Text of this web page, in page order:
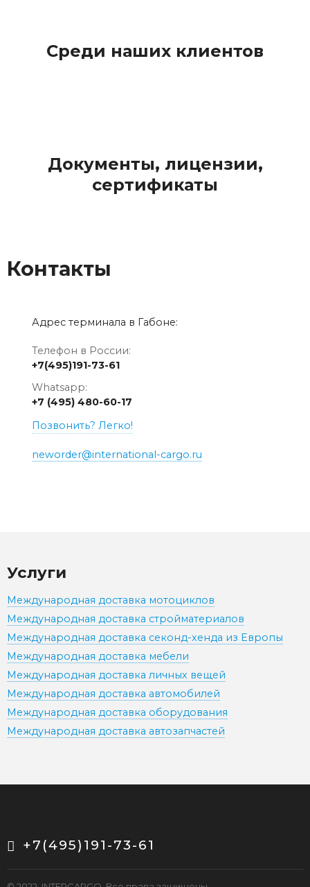
Среди наших клиентов
Документы, лицензии,
сертификаты
Контакты
Адрес терминала в Габоне:
Телефон в России:
+7(495)191-73-61
Whatsapp:
+7 (495) 480-60-17
Позвонить? Легко!
neworder@international-cargo.ru
Услуги
Международная доставка мотоциклов
Международная доставка стройматериалов
Международная доставка секонд-хенда из Европы
Международная доставка мебели
Международная доставка личных вещей
Международная доставка автомобилей
Международная доставка оборудования
Международная доставка автозапчастей
+7(495)191-73-61